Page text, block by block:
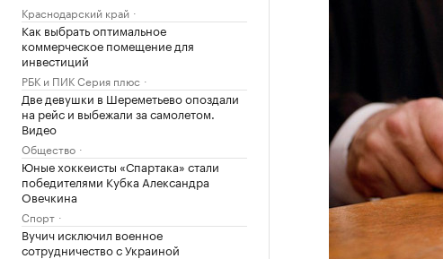
Краснодарский край
Как выбрать оптимальное
коммерческое помещение для
инвестиций
РБК и ПИК Серия плюс
Две девушки в Шереметьево опоздали
на рейс и выбежали за самолетом.
Видео
Общество
Юные хоккеисты «Спартака» стали
победителями Кубка Александра
Овечкина
Спорт
Вучич исключил военное
сотрудничество с Украиной